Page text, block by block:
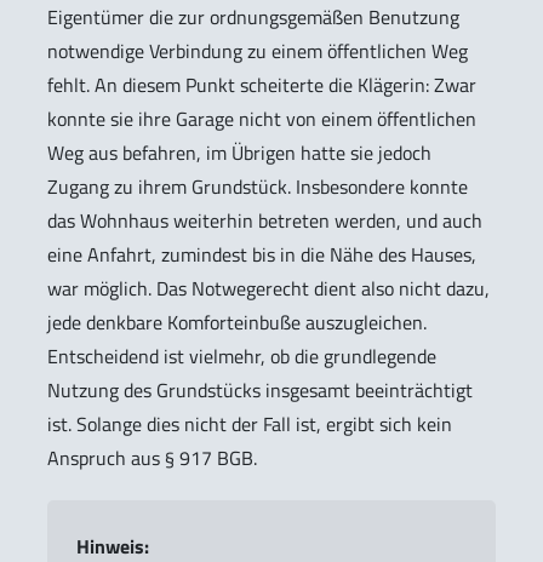
Eigentümer die zur ordnungsgemäßen Benutzung
notwendige Verbindung zu einem öffentlichen Weg
fehlt. An diesem Punkt scheiterte die Klägerin: Zwar
konnte sie ihre Garage nicht von einem öffentlichen
Weg aus befahren, im Übrigen hatte sie jedoch
Zugang zu ihrem Grundstück. Insbesondere konnte
das Wohnhaus weiterhin betreten werden, und auch
eine Anfahrt, zumindest bis in die Nähe des Hauses,
war möglich. Das Notwegerecht dient also nicht dazu,
jede denkbare Komforteinbuße auszugleichen.
Entscheidend ist vielmehr, ob die grundlegende
Nutzung des Grundstücks insgesamt beeinträchtigt
ist. Solange dies nicht der Fall ist, ergibt sich kein
Anspruch aus § 917 BGB.
Hinweis: